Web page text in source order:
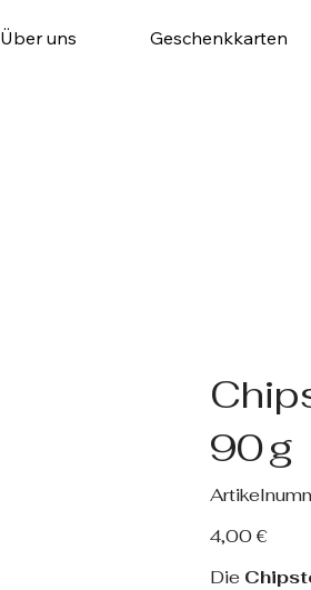
Über uns Geschenkkarten
90 g
Preis
4,00 €
Die